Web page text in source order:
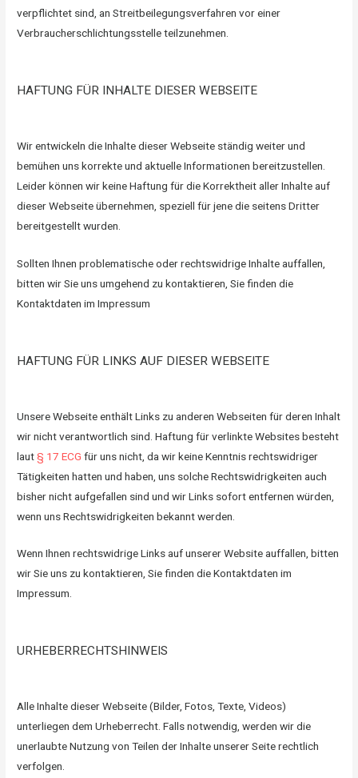
verpflichtet sind, an Streitbeilegungsverfahren vor einer
Verbraucherschlichtungsstelle teilzunehmen.
HAFTUNG FÜR INHALTE DIESER WEBSEITE
Wir entwickeln die Inhalte dieser Webseite ständig weiter und
bemühen uns korrekte und aktuelle Informationen bereitzustellen.
Leider können wir keine Haftung für die Korrektheit aller Inhalte auf
dieser Webseite übernehmen, speziell für jene die seitens Dritter
bereitgestellt wurden.
Sollten Ihnen problematische oder rechtswidrige Inhalte auffallen,
bitten wir Sie uns umgehend zu kontaktieren, Sie finden die
Kontaktdaten im Impressum
HAFTUNG FÜR LINKS AUF DIESER WEBSEITE
Unsere Webseite enthält Links zu anderen Webseiten für deren Inhalt
wir nicht verantwortlich sind. Haftung für verlinkte Websites besteht
laut§ 17 ECG für uns nicht, da wir keine Kenntnis rechtswidriger
Tätigkeiten hatten und haben, uns solche Rechtswidrigkeiten auch
bisher nicht aufgefallen sind und wir Links sofort entfernen würden,
wenn uns Rechtswidrigkeiten bekannt werden.
Wenn Ihnen rechtswidrige Links auf unserer Website auffallen, bitten
wir Sie uns zu kontaktieren, Sie finden die Kontaktdaten im
Impressum.
URHEBERRECHTSHINWEIS
Alle Inhalte dieser Webseite (Bilder, Fotos, Texte, Videos)
unterliegen dem Urheberrecht. Falls notwendig, werden wir die
unerlaubte Nutzung von Teilen der Inhalte unserer Seite rechtlich
verfolgen.